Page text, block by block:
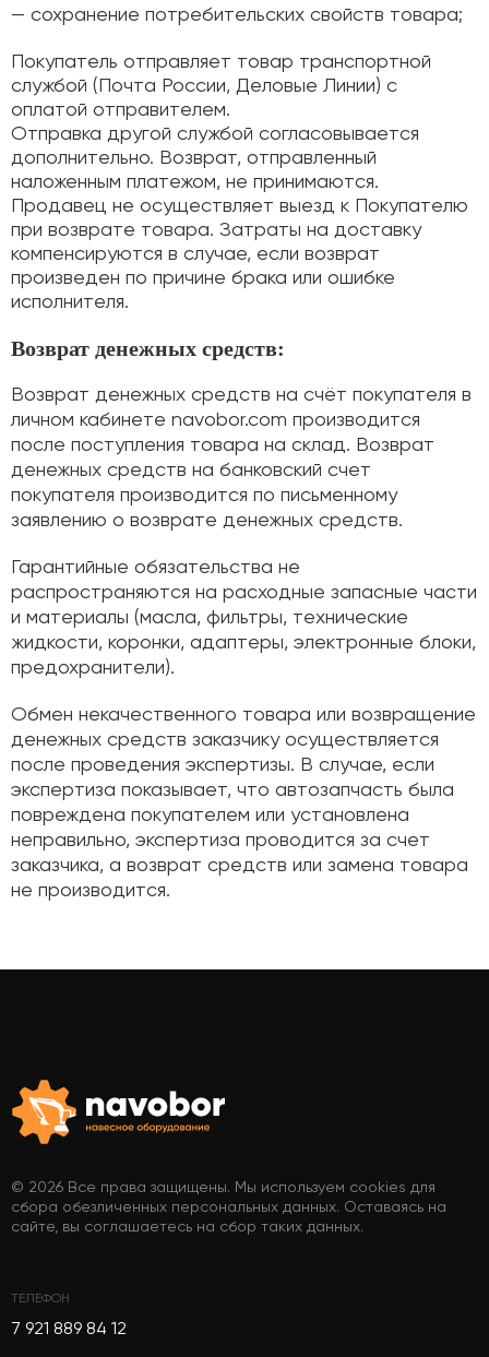
— сохранение потребительских свойств товара;
Покупатель отправляет товар транспортной
службой (Почта России, Деловые Линии) с
оплатой отправителем.
Отправка другой службой согласовывается
дополнительно. Возврат, отправленный
наложенным платежом, не принимаются.
Продавец не осуществляет выезд к Покупателю
при возврате товара. Затраты на доставку
компенсируются в случае, если возврат
произведен по причине брака или ошибке
исполнителя.
Возврат денежных средств:
Возврат денежных средств на счёт покупателя в
личном кабинете navobor.com производится
после поступления товара на склад. Возврат
денежных средств на банковский счет
покупателя производится по письменному
заявлению о возврате денежных средств.
Гарантийные обязательства не
распространяются на расходные запасные части
и материалы (масла, фильтры, технические
жидкости, коронки, адаптеры, электронные блоки,
предохранители).
Обмен некачественного товара или возвращение
денежных средств заказчику осуществляется
после проведения экспертизы. В случае, если
экспертиза показывает, что автозапчасть была
повреждена покупателем или установлена
неправильно, экспертиза проводится за счет
заказчика, а возврат средств или замена товара
не производится.
© 2026 Все права защищены. Мы используем cookies для
сбора обезличенных персональных данных. Оставаясь на
сайте, вы соглашаетесь на сбор таких данных.
ТЕЛЕФОН
7 921 889 84 12